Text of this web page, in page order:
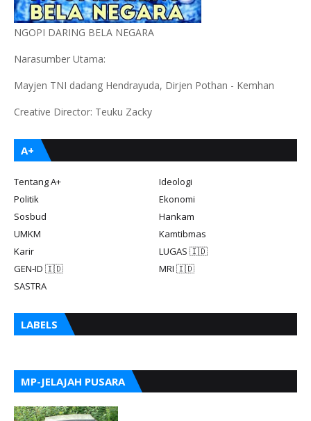
NGOPI DARING BELA NEGARA
Narasumber Utama:
Mayjen TNI dadang Hendrayuda, Dirjen Pothan - Kemhan
Creative Director: Teuku Zacky
A+
Tentang A+
Ideologi
Politik
Ekonomi
Sosbud
Hankam
UMKM
Kamtibmas
Karir
LUGAS 🇮🇩
GEN-ID 🇮🇩
MRI 🇮🇩
SASTRA
LABELS
MP-JELAJAH PUSARA